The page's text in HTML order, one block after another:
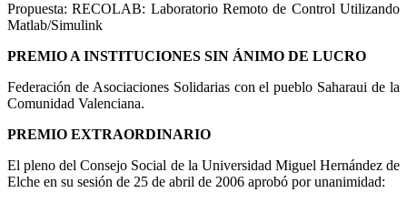
Propuesta: RECOLAB: Laboratorio Remoto de Control Utilizando
Matlab/Simulink
PREMIO A INSTITUCIONES SIN ÁNIMO DE LUCRO
Federación de Asociaciones Solidarias con el pueblo Saharaui de la
Comunidad Valenciana.
PREMIO EXTRAORDINARIO
El pleno del Consejo Social de la Universidad Miguel Hernández de
Elche en su sesión de 25 de abril de 2006 aprobó por unanimidad: